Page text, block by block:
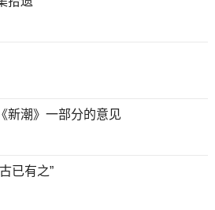
新潮》一部分的意见
已有之”